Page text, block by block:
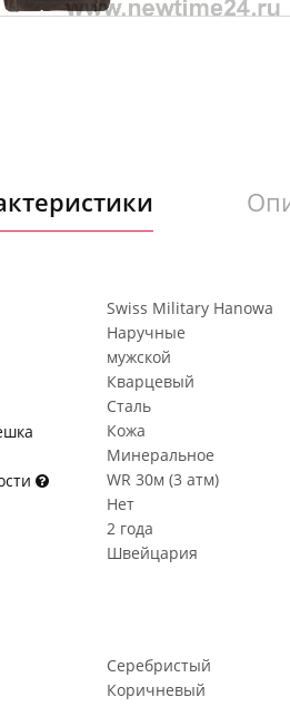
Swiss Military Hanowa
Наручные
мужской
Кварцевый
Сталь
Кожа
Минеральное
WR 30м (3 атм)
Нет
2 года
Швейцария
Серебристый
Коричневый